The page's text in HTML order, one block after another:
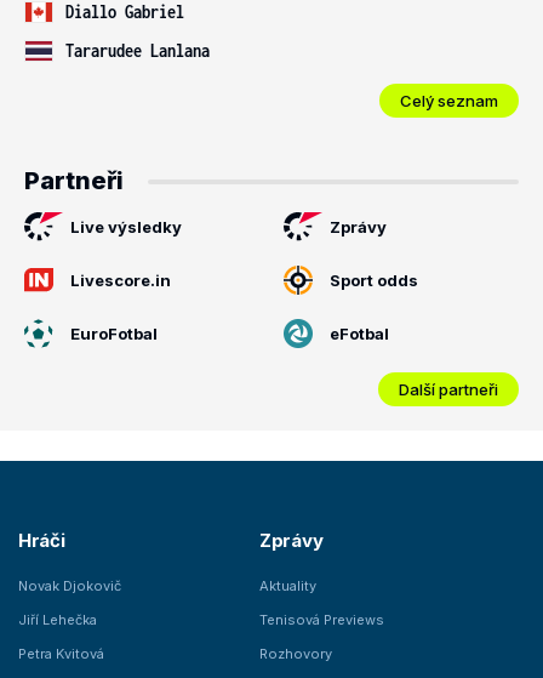
Diallo Gabriel
Tararudee Lanlana
Celý seznam
Partneři
Live výsledky Zprávy
Livescore.in Sport odds
EuroFotbal eFotbal
Další partneři
Hráči
Novak Djokovič
Jiří Lehečka
Petra Kvitová
Zprávy
Aktuality
Tenisová Previews
Rozhovory